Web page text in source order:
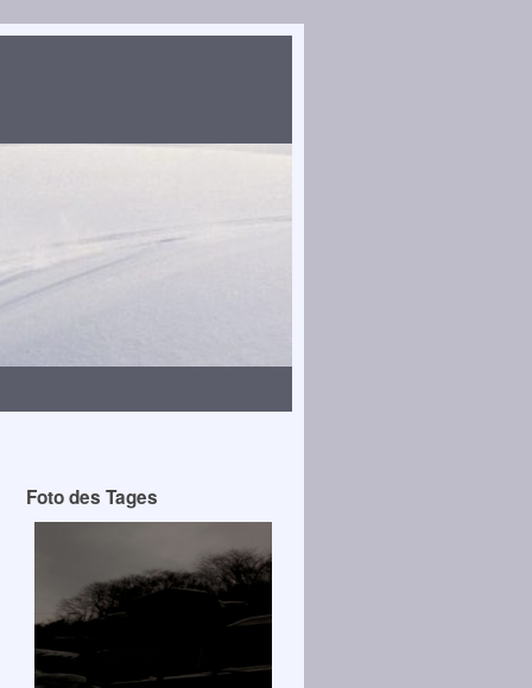
Foto des Tages